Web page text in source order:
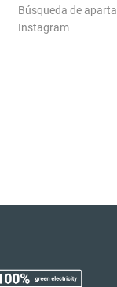
Búsqueda de
Instagram